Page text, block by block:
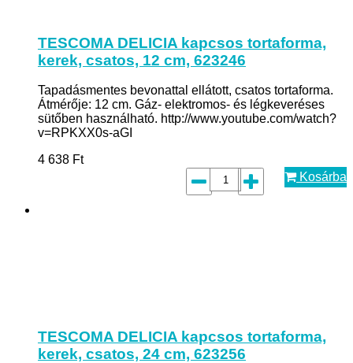
TESCOMA DELICIA kapcsos tortaforma,
kerek, csatos, 12 cm, 623246
Tapadásmentes bevonattal ellátott, csatos tortaforma.
Átmérője: 12 cm. Gáz- elektromos- és légkeveréses
sütőben használható. http://www.youtube.com/watch?
v=RPKXX0s-aGI
4 638 Ft
Kosárba
TESCOMA DELICIA kapcsos tortaforma,
kerek, csatos, 24 cm, 623256